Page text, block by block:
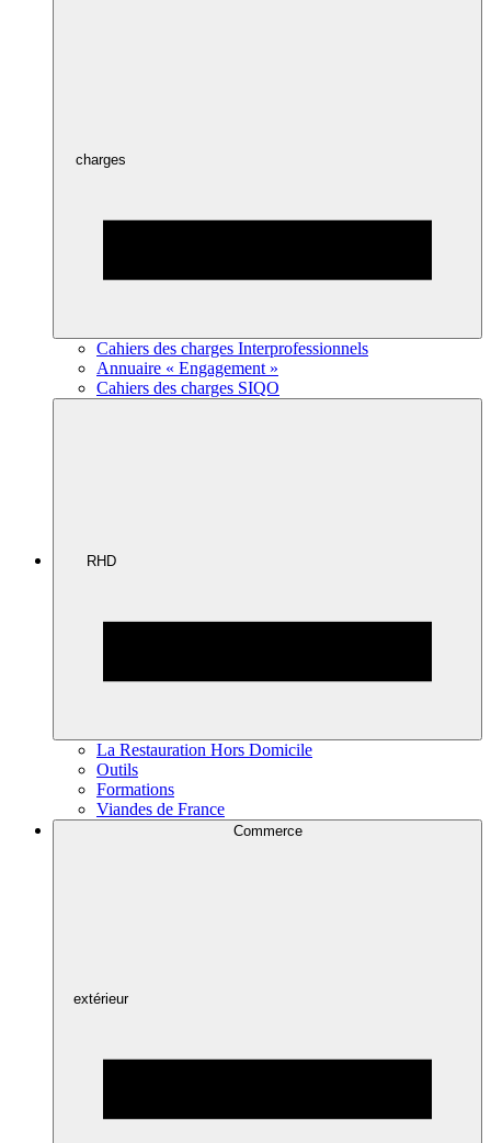
charges
Cahiers des charges Interprofessionnels
Annuaire « Engagement »
Cahiers des charges SIQO
RHD
La Restauration Hors Domicile
Outils
Formations
Viandes de France
Commerce
extérieur